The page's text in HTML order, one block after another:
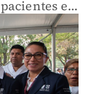
en